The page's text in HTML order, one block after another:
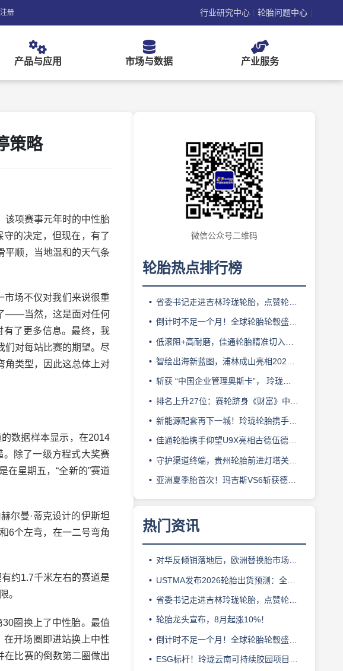
注册 行业研究中心 | 轮胎问题中心 |
产品与应用 市场与数据 产业服务
策略
项赛事元年时的中性胎
的决定，但现在，有了
平顺，当地温和的天气条
场不仅对我们来说很重
——当然，这是面对任何
了更多信息。最终，我
们对每站比赛的期望。尽
角类型，因此这总体上对
数据样本显示，在2014
除了一级方程式大奖赛
在星期五，“全新的”赛道
尔曼·蒂克设计的伊斯坦
6个左弯，在一二号弯角
约1.7千米左右的赛道是
。
圈换上了中性胎。最值
开场圈即进站换上中性
在比赛的倒数第二圈做出
微信公众号二维码
轮胎热点排行榜
省委书记走进吉林玲珑轮胎，点赞轮胎智造标杆
倒计时不足一个月！全球轮胎轮毂盛会即将登陆上海！
低滚阻+高耐磨，佳通轮胎精准切入新能源轻卡赛道
智绘出海新蓝图，浦林成山亮相2026泰中合作博览会
斩获 “中国企业管理奥斯卡”， 玲珑轮胎蝉联 BMC 大奖
排名上升27位：赛轮跻身《财富》中国500强背后的增长逻辑
新能源配套再下一城！玲珑轮胎携手小鹏L03全球上市
佳通轮胎携手仰望U9X亮相古德伍德，以轮胎科技挑战性能边界
守护渠道终端，贵州轮胎前进灯塔关爱基金驰援长春受灾门店
亚洲夏季胎首次！玛吉斯VS6斩获德国TÜV SÜD高阶认证
热门资讯
对华反倾销落地后，欧洲替换胎市场迎来拐点
USTMA发布2026轮胎出货预测：全年3.303 亿条
省委书记走进吉林玲珑轮胎，点赞轮胎智造标杆
轮胎龙头宣布，8月起涨10%！
倒计时不足一个月！全球轮胎轮毂盛会即将登陆上海！
ESG标杆！玲珑云南可持续胶园项目获评最佳实践